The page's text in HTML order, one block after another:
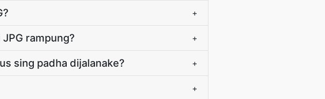
+
rampung? +
sing padha dijalanake? +
+